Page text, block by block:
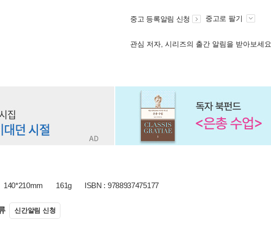
중고 등록알림 신청 중고로 팔기
관심 저자, 시리즈의 출간 알림을 받아보세요
140*210mm 161g ISBN : 9788937475177
신간알림 신청